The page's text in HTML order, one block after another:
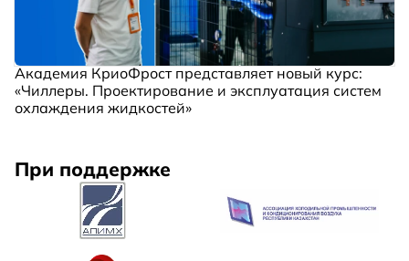
Академия КриоФрост представляет новый курс:
«Чиллеры. Проектирование и эксплуатация систем
охлаждения жидкостей»
При поддержке